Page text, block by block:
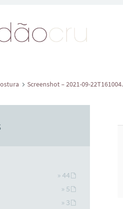
Screenshot – 2021-09-
» 44
» 5
» 3